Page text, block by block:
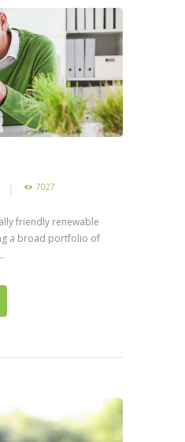
7027
friendly renewable
a broad portfolio of